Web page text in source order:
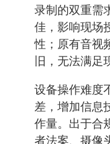
录制的双重需
佳，影响现场
性；原有音视
旧，无法满足
设备操作难度
差，增加信息
作量。出于合
者法案、摄像